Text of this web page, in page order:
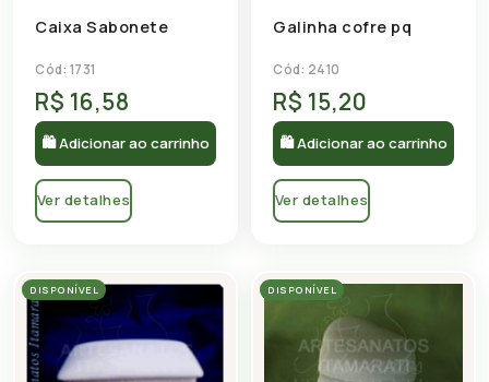
Caixa Sabonete
Cód: 1731
R$ 16,58
🛍 Adicionar ao carrinho
Ver detalhes
Galinha cofre pq
Cód: 2410
R$ 15,20
🛍 Adicionar ao carrinho
Ver detalhes
DISPONÍVEL DISPONÍVEL